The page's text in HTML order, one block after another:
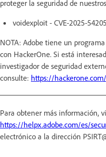
proteger la seguridad de
voidexploit - CVE-2025-54205
NOTA: Adobe tiene un
con HackerOne. Si está
investigador de seguridad
consulte: https://
Para obtener más información,
https://helpx.adobe.com/es/
electrónico a la dirección